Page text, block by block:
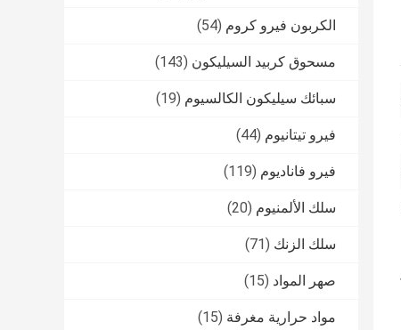
الكربون فيرو كروم (54)
مسحوق كربيد السيليكون (143)
سبائك سيليكون الكالسيوم (19)
فيرو تيتانيوم (44)
فيرو فاناديوم (119)
سلك الألمنيوم (20)
سلك الزنك (71)
صهر المواد (15)
مواد حرارية مغرفة (15)